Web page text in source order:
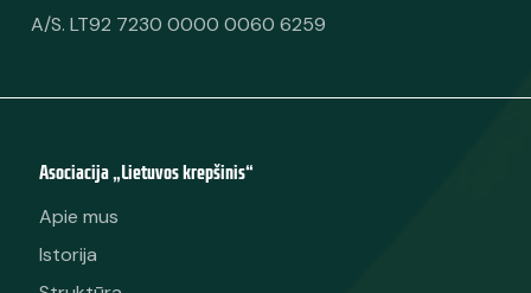
A/S. LT92 7230 0000 0060 6259
Asociacija „Lietuvos krepšinis“
Apie mus
Istorija